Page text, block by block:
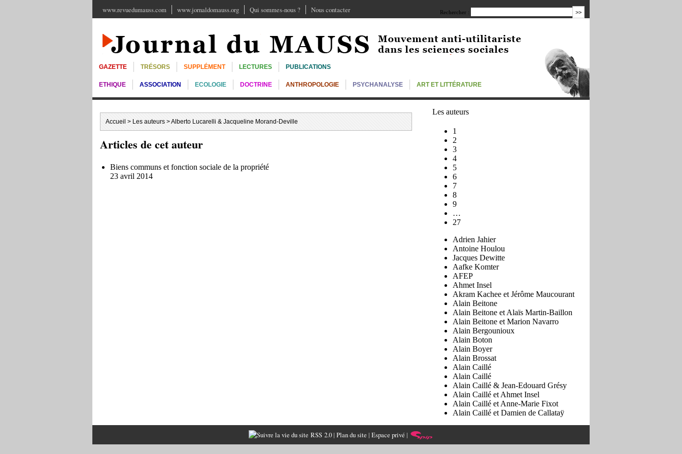
www.revuedumauss.com www.jornaldomauss.org Qui sommes-nous ? Nous contacter Rechercher :
GAZETTE TRÉSORS SUPPLÉMENT LECTURES PUBLICATIONS
ETHIQUE ASSOCIATION ECOLOGIE DOCTRINE ANTHROPOLOGIE PSYCHANALYSE ART ET LITTÉRATURE
Accueil > Les auteurs > Alberto Lucarelli & Jacqueline Morand-Deville
Articles de cet auteur
Biens communs et fonction sociale de la propriété
23 avril 2014
Les auteurs
1
2
3
4
5
6
7
8
9
…
27
Adrien Jahier
Antoine Houlou
Jacques Dewitte
Aafke Komter
AFEP
Ahmet Insel
Akram Kachee et Jérôme Maucourant
Alain Beitone
Alain Beitone et Alaïs Martin-Baillon
Alain Beitone et Marion Navarro
Alain Bergounioux
Alain Boton
Alain Boyer
Alain Brossat
Alain Caillé
Alain Caillé
Alain Caillé & Jean-Edouard Grésy
Alain Caillé et Ahmet Insel
Alain Caillé et Anne-Marie Fixot
Alain Caillé et Damien de Callataÿ
RSS 2.0| Plan du site | Espace privé |